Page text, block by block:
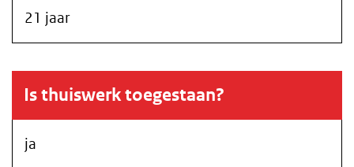
21 jaar
Is thuiswerk toegestaan?
ja